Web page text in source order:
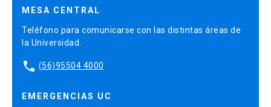
MESA CENTRAL
Teléfono para comunicarse con las distintas áreas de
la Universidad.
phone (56)95504 4000
EMERGENCIAS UC